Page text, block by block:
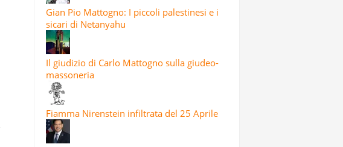
Gian Pio Mattogno: I piccoli palestinesi e i
sicari di Netanyahu
Il giudizio di Carlo Mattogno sulla giudeo-
massoneria
Fiamma Nirenstein infiltrata del 25 Aprile